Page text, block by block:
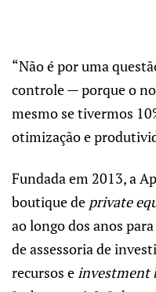
“Não é por uma
controle — porque o
mesmo se tivermos
otimização e
Fundada em 2013, a
boutique de private
ao longo dos anos
de assessoria de
recursos einvestment